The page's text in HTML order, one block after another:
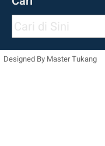
Designed By Master Tukang